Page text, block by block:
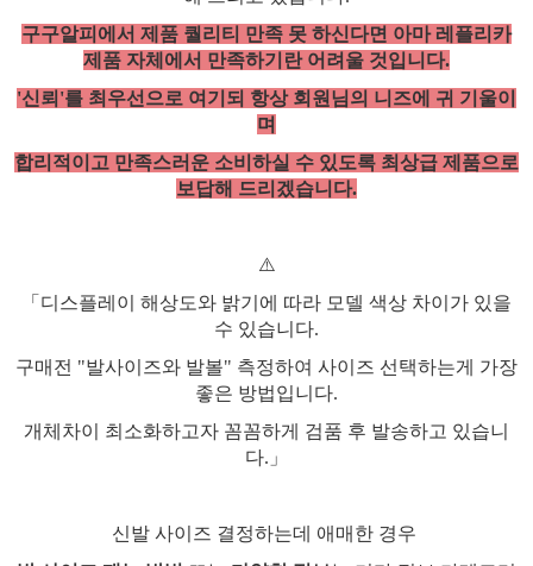
구구알피에서 제품 퀄리티 만족 못 하신다면 아마 레플리카
제품 자체에서 만족하기란 어려울 것입니다.
'신뢰'를 최우선으로 여기되 항상 회원님의 니즈에 귀 기울이
며
합리적이고 만족스러운 소비하실 수 있도록 최상급 제품으로
보답해 드리겠습니다.
⚠️
「디스플레이 해상도와 밝기에 따라 모델 색상 차이가 있을
수 있습니다.
구매전 "발사이즈와 발볼" 측정하여 사이즈 선택하는게 가장
좋은 방법입니다.
개체차이 최소화하고자 꼼꼼하게 검품 후 발송하고 있습니
다.」
신발 사이즈 결정하는데 애매한 경우